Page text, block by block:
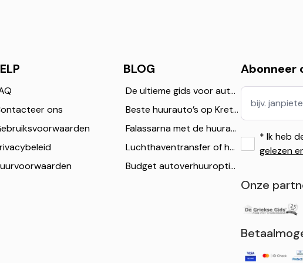
ons
BLOG
De ultieme gids voor autoverhuur op Kreta: tips, aanbiedingen en reisroutes
Beste huurauto’s op Kreta: 16 topkeuzes voor stranden, bergen & gezinnen (2026)
Falassarna met de huurauto: route, parkeren en reistips
Luchthaventransfer of huurauto op Kreta: wat bezoekers moeten weten
Budget autoverhuuropties op Kreta: Bespaar zonder in te leveren op kwaliteit
Abonneer
* Ik heb
gelezen
Onze